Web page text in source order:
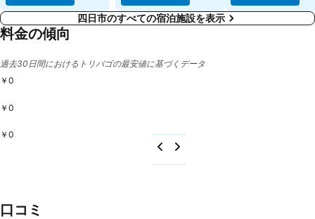
四日市のすべての宿泊施設を表示
料金の傾向
過去30日間におけるトリバゴの最安値に基づくデータ
￥0
￥0
￥0
口コミ